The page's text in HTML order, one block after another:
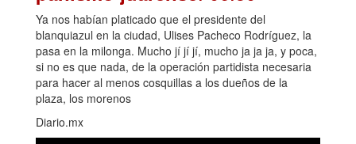
Ya nos habían platicado que el presidente del
blanquiazul en la ciudad, Ulises Pacheco Rodríguez, la
pasa en la milonga. Mucho jí jí jí, mucho ja ja ja, y poca,
si no es que nada, de la operación partidista necesaria
para hacer al menos cosquillas a los dueños de la
plaza, los morenos
Diario.mx